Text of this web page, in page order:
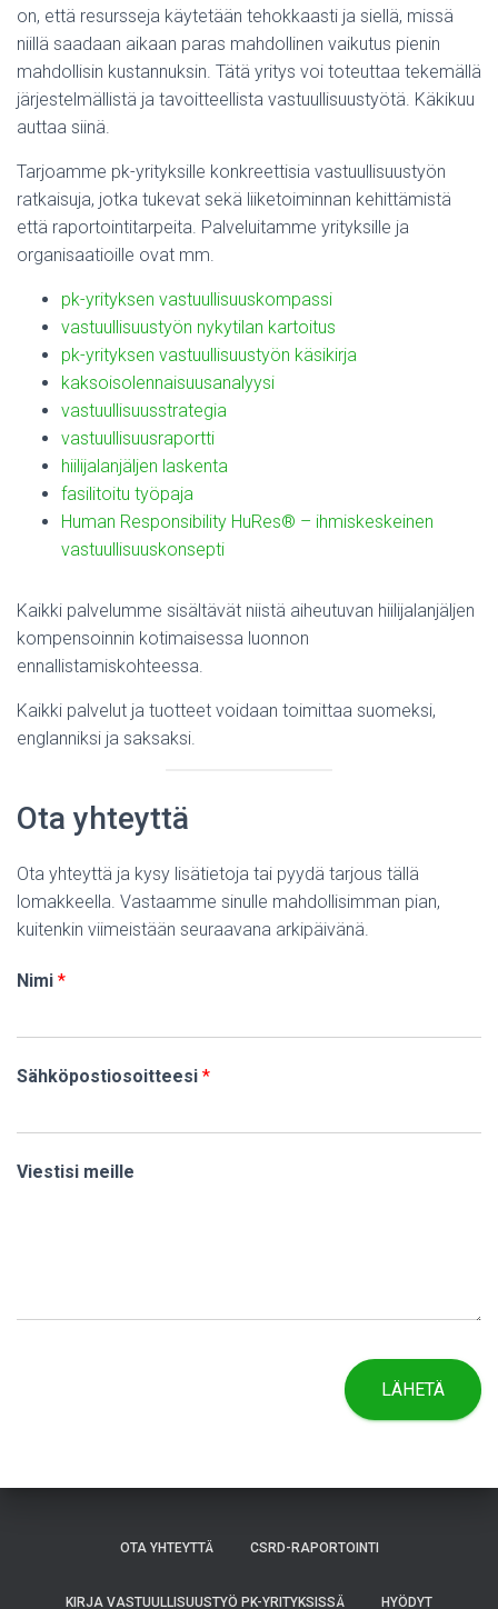
on, että resursseja käytetään tehokkaasti ja siellä, missä
niillä saadaan aikaan paras mahdollinen vaikutus pienin
mahdollisin kustannuksin. Tätä yritys voi toteuttaa tekemällä
järjestelmällistä ja tavoitteellista vastuullisuustyötä. Käkikuu
auttaa siinä.
Tarjoamme pk-yrityksille konkreettisia vastuullisuustyön
ratkaisuja, jotka tukevat sekä liiketoiminnan kehittämistä
että raportointitarpeita. Palveluitamme yrityksille ja
organisaatioille ovat mm.
pk-yrityksen vastuullisuuskompassi
vastuullisuustyön nykytilan kartoitus
pk-yrityksen vastuullisuustyön käsikirja
kaksoisolennaisuusanalyysi
vastuullisuusstrategia
vastuullisuusraportti
hiilijalanjäljen laskenta
fasilitoitu työpaja
Human Responsibility HuRes® – ihmiskeskeinen
vastuullisuuskonsepti
Kaikki palvelumme sisältävät niistä aiheutuvan hiilijalanjäljen
kompensoinnin kotimaisessa luonnon
ennallistamiskohteessa.
Kaikki palvelut ja tuotteet voidaan toimittaa suomeksi,
englanniksi ja saksaksi.
Ota yhteyttä
Ota yhteyttä ja kysy lisätietoja tai pyydä tarjous tällä
lomakkeella. Vastaamme sinulle mahdollisimman pian,
kuitenkin viimeistään seuraavana arkipäivänä.
Nimi *
Sähköpostiosoitteesi *
Viestisi meille
LÄHETÄ
OTA YHTEYTTÄ CSRD-RAPORTOINTI
KIRJA VASTUULLISUUSTYÖ PK-YRITYKSISSÄ HYÖDYT